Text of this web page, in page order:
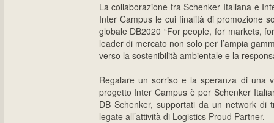
La collaborazione tra Schenker Italiana e
Inter Campus le cui finalità di promozione
globale DB2020 “For people, for markets,
leader di mercato non solo per l’ampia
verso la sostenibilità ambientale e la
Regalare un sorriso e la speranza di una
progetto Inter Campus è per Schenker
DB Schenker, supportati da un network di
legate all’attività di Logistics Proud Partner.